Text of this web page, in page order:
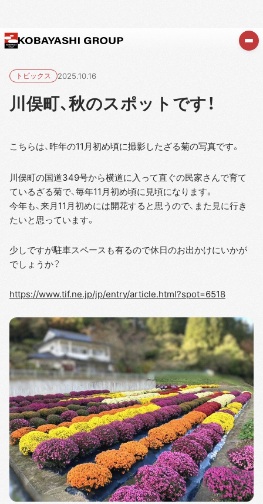
トピックス 2025.10.16
川俣町、秋のスポットです！
こちらは、昨年の11月初め頃に撮影したざる菊の写真です。
川俣町の国道349号から横道に入って直ぐの民家さんで育て
ているざる菊で、毎年11月初め頃に見頃になります。
今年も、来月11月初めには開花すると思うので、また見に行き
たいと思っています。
少しですが駐車スペースも有るので休日のお出かけにいかが
でしょうか？
https://www.tif.ne.jp/jp/entry/article.html?spot=6518